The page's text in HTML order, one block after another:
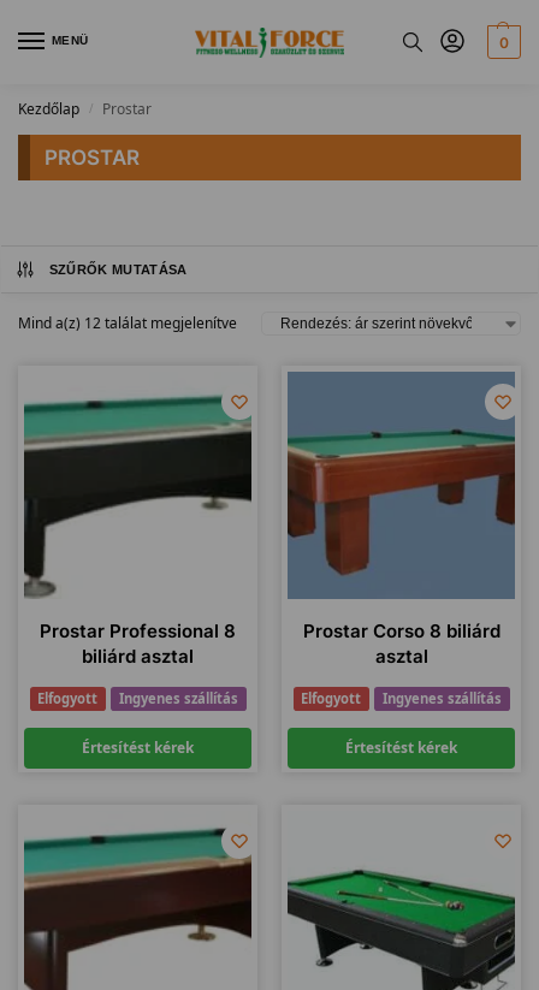
MENÜ 0
Kezdőlap / Prostar
PROSTAR
SZŰRŐK MUTATÁSA
Mind a(z) 12 találat megjelenítve
Prostar Professional 8
biliárd asztal
Elfogyott Ingyenes szállítás
Értesítést kérek
Prostar Corso 8 biliárd
asztal
Elfogyott Ingyenes szállítás
Értesítést kérek